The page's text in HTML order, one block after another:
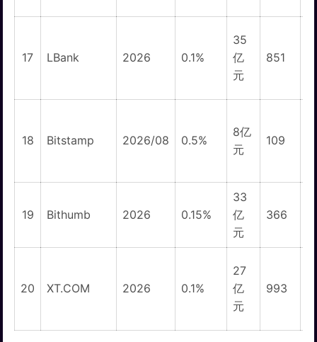
17 LBank 2026 0.1%
35
亿
元
851
18 Bitstamp 2026/08 0.5%
8亿
元
109
19 Bithumb 2026 0.15%
33
亿
元
366
20 XT.COM 2026 0.1%
27
亿
元
993